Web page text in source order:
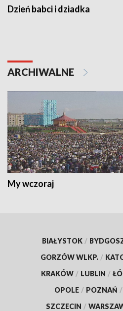
Dzień babci i dziadka
ARCHIWALNE
My wczoraj
BIAŁYSTOK /
GORZÓW WLKP. /
KRAKÓW / LUBLIN /
OPOLE / POZNAŃ /
SZCZECIN /